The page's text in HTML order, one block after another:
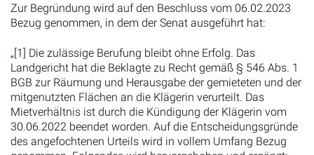
Zur Begründung wird auf den Beschluss vom 06.02.2023
Bezug genommen, in dem der Senat ausgeführt hat:
„[1] Die zulässige Berufung bleibt ohne Erfolg. Das
Landgericht hat die Beklagte zu Recht gemäß § 546 Abs. 1
BGB zur Räumung und Herausgabe der gemieteten und der
mitgenutzten Flächen an die Klägerin verurteilt. Das
Mietverhältnis ist durch die Kündigung der Klägerin vom
30.06.2022 beendet worden. Auf die Entscheidungsgründe
des angefochtenen Urteils wird in vollem Umfang Bezug